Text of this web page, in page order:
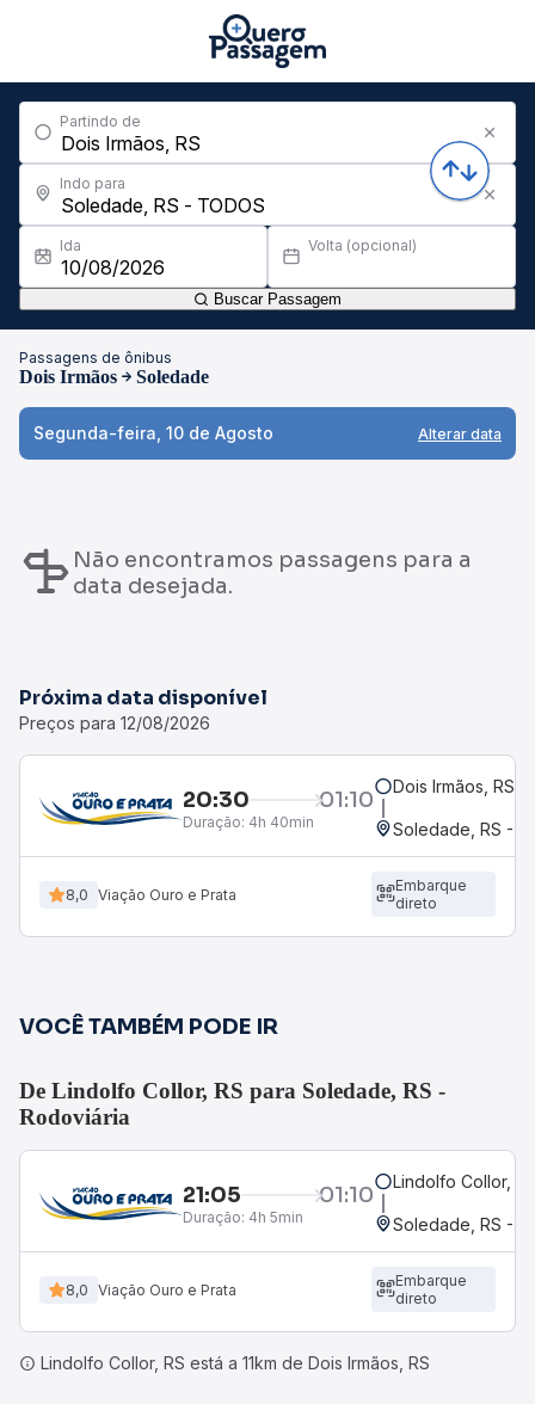
Partindo de
Indo para
Ida Volta (opcional)
Buscar Passagem
Passagens de ônibus
Dois Irmãos Soledade
Segunda-feira, 10 de Agosto Alterar data
Não encontramos passagens para a
data desejada.
Próxima data disponível
Preços para 12/08/2026
20:30 01:10
Duração: 4h 40min
Dois Irmãos, RS
Soledade, RS -
8,0 Viação Ouro e Prata
Embarque
direto
VOCÊ TAMBÉM PODE IR
De Lindolfo Collor, RS para Soledade, RS -
Rodoviária
21:05 01:10
Duração: 4h 5min
Lindolfo Collor,
Soledade, RS -
8,0 Viação Ouro e Prata
Embarque
direto
Lindolfo Collor, RS está a 11km de Dois Irmãos, RS